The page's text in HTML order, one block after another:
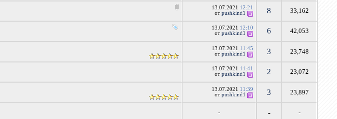
13.07.2021 12:21
отpushkind1 8 33,162
13.07.2021 12:10
отpushkind1 6 42,053
13.07.2021 11:45
отpushkind1 3 23,748
13.07.2021 11:41
отpushkind1 2 23,072
13.07.2021 11:39
отpushkind1 3 23,897
- - -